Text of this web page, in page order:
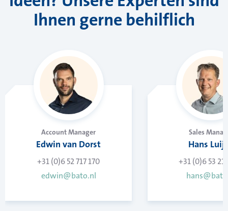
Ihnen gerne behilflich
Account Manager
Edwin van Dorst
+31 (0)6 52 717 170
edwin@bato.nl
Sales
Hans
+31 (0)6 53